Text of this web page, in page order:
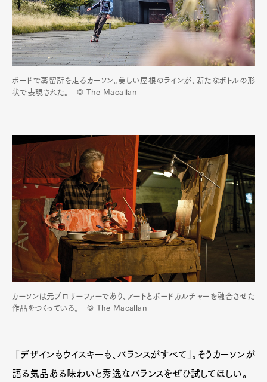
ボードで蒸留所を走るカーソン。美しい屋根のラインが、新たなボトルの形
状で表現された。 © The Macallan
カーソンは元プロサーファーであり、アートとボードカルチャーを融合させた
作品をつくっている。 © The Macallan
「デザインもウイスキーも、バランスがすべて」。そうカーソンが
語る気品ある味わいと秀逸なバランスをぜひ試してほしい。